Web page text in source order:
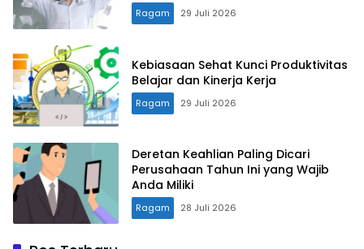
Ragam 29 Juli 2026
Kebiasaan Sehat Kunci Produktivitas
Belajar dan Kinerja Kerja
Ragam 29 Juli 2026
Deretan Keahlian Paling Dicari
Perusahaan Tahun Ini yang Wajib
Anda Miliki
Ragam 28 Juli 2026